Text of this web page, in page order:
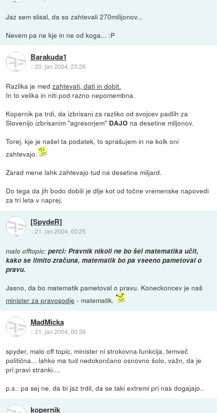
Jaz sem slisal, da so zahtevali 270milijonov...
Nevem pa ne kje in ne od koga... :P
Barakuda1
::20. jan 2004, 23:26
Razlika je medzahtevati, dati in dobit.
In to velika in niti pod razno nepomembna.
Kopernik pa trdi, da izbrisani za razliko od svojcev padlih za
Slovenijo izbrisanim "agresorjem" DAJO na desetine miljonov.
Torej, kje je našel ta podatek, to sprašujem in ne kolk oni
zahtevajo.
Zarad mene lahk zahtevajo tud na desetine miljard.
Do tega da jih bodo dobili je dlje kot od točne vremenske napovedi
za tri leta v naprej.
[SpydeR]
::21. jan 2004, 00:25
malo offtopic: perci: Pravnik nikoli ne bo šel matematika učit,
kako se limito zračuna, matematik bo pa vseeno pametoval o
pravu.
Jasno, da bo matematik pametoval o pravu. Koneckoncev je naš
minister za pravosodje - matematik.
MadMicka
::21. jan 2004, 00:39
spyder, malo off topic, minister ni strokovna funkcija, temveč
politična... lahko ma tud nedokončano osnovno šolo, važn, da je
pri pravi stranki....
p.s.: pa sej ne, da bi jaz trdil, da se taki extremi pri nas dogajajo..
kopernik